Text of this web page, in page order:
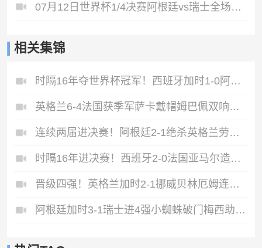
07月12日世界杯1/4决赛阿根廷vs瑞士全场录像
相关集锦
时隔16年夺世界杯冠军！西班牙加时1-0阿根廷费兰制胜恩佐染红
英格兰6-4法国获季军萨卡戴帽姆巴佩双响创纪录奥利塞2助+失良机
连续两届进决赛！阿根廷2-1绝杀英格兰劳塔罗恩佐破门梅西两助攻
时隔16年进决赛！西班牙2-0法国亚马尔造点奥亚萨瓦尔、波罗破门
晋级四强！英格兰加时2-1挪威贝林厄姆连场双响谢尔德鲁普破门
阿根廷加时3-1瑞士进4强小蜘蛛破门梅西助攻麦卡恩博洛假摔染红